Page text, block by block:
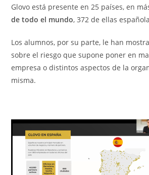
Glovo está presente en 25 países, en
de todo el mundo, 372 de ellas
Los alumnos, por su parte, le han
sobre el riesgo que supone poner en
empresa o distintos aspectos de la
misma.